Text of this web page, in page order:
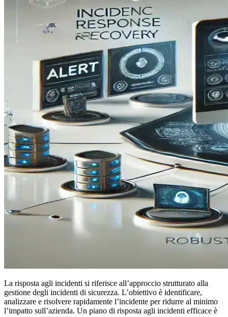
La risposta agli incidenti si riferisce all’approccio strutturato alla
gestione degli incidenti di sicurezza. L’obiettivo è identificare,
analizzare e risolvere rapidamente l’incidente per ridurre al minimo
l’impatto sull’azienda. Un piano di risposta agli incidenti efficace è